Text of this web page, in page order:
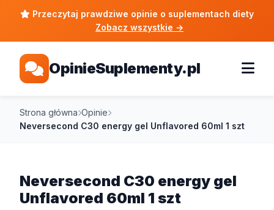
Przeczytaj prawdziwe opinie o suplementach diety
Zobacz wszystkie →
OpinieSuplementy.pl
Strona główna Opinie
Neversecond C30 energy gel Unflavored 60ml 1 szt
Neversecond C30 energy gel
Unflavored 60ml 1 szt